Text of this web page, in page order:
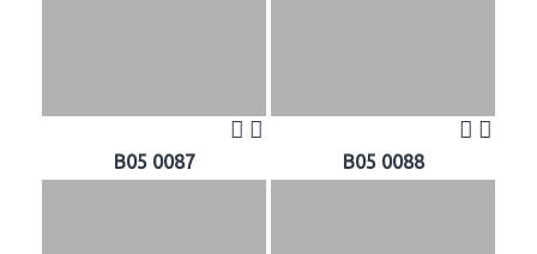
B05 0087 B05 0088